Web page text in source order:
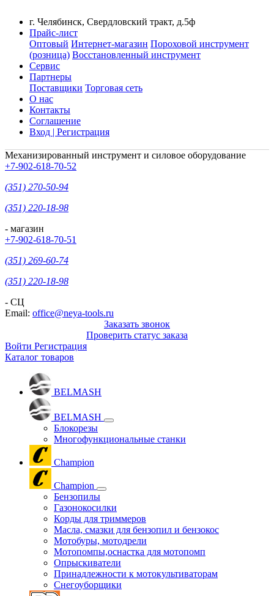
г. Челябинск, Свердловский тракт, д.5ф
Прайс-лист
Оптовый Интернет-магазин Пороховой инструмент
(розница) Восстановленный инструмент
Сервис
Партнеры
Поставщики Торговая сеть
О нас
Контакты
Соглашение
Вход | Регистрация
Механизированный инструмент и силовое оборудование
+7-902-618-70-52
(351) 270-50-94
(351) 220-18-98
- магазин
+7-902-618-70-51
(351) 269-60-74
(351) 220-18-98
- СЦ
Email: office@neya-tools.ru
Заказать звонок
Проверить статус заказа
Войти Регистрация
Каталог товаров
BELMASH
BELMASH
Блокорезы
Многофункциональные станки
Champion
Champion
Бензопилы
Газонокосилки
Корды для триммеров
Масла, смазки для бензопил и бензокос
Мотобуры, мотодрели
Мотопомпы,оснастка для мотопомп
Опрыскиватели
Принадлежности к мотокультиваторам
Снегоуборщики